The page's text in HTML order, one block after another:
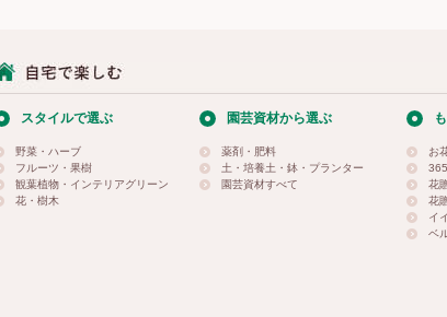
スタイルで選ぶ
野菜・ハーブ
フルーツ・果樹
観葉植物・インテリアグリーン
花・樹木
園芸資材から選ぶ
薬剤・肥料
土・培養土・鉢・プランター
園芸資材すべて
お
花
花
イ
ベ